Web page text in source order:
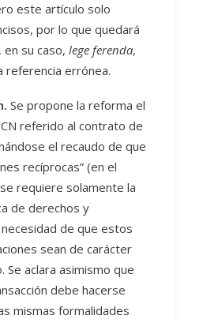
este artículo solo
por lo que quedará
su caso, lege ferenda,
referencia errónea.
Se propone la reforma el
referido al contrato de
el recaudo de que
recíprocas” (en el
requiere solamente la
de derechos y
de que estos
sean de carácter
Se aclara asimismo que
debe hacerse
mismas formalidades